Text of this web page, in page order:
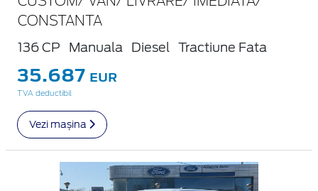
CONSTANTA
136 CP Manuala Diesel Tractiune Fata
35.687 EUR
TVA deductibil
Vezi mașina